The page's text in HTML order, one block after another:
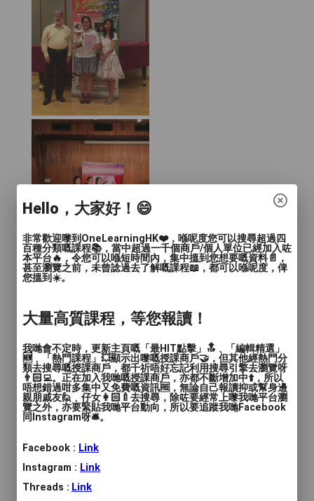
Hello，大家好！😄
非常歡迎嚟到OneLearningHK❤️，喺呢度您可以搜尋超過四
百種分類嘅課程📚，當中超過一千個商戶/個人單位已經加入咗
本平台🔥，令您可以喺短時間內，集中搵到您想要嘅資料📄，
甚至瀏覽之前，未曾諗過去了解嘅課程📖，都可以喺呢度，俾
您搵到☀️。
大量高質課程，等您報讀！
我哋會不定時，更新主頁嘅「最HIT點擊」🔝﹑「編輯精選」
🆕﹑「熱門課程」💥顯示出嚟嘅授課商戶🤝，但其他經熱門分
類去搜尋嘅授課商戶，都千祈唔好忘記利用搜尋引擎去瀏覽呀
👨🏻‍💻。正在加入我哋嘅授課商戶，亦都不斷增加中⬆️，所以
唔想錯過咁多集中又免費嘅資訊🆓，無論自己報讀抑或幫身邊
親朋戚友🙋﹑仔女👩🏻‍🍼去搜尋，除咗要經常上嚟我哋平台瀏
覽之外，亦要緊貼我哋平台動向，所以要追蹤我哋Facebook
同Instagram呀🛎️。
Facebook : Link
Instagram : Link
Threads : Link